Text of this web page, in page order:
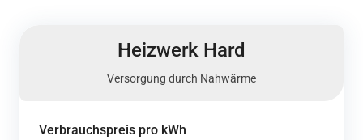
Heizwerk Hard
Versorgung durch Nahwärme
Verbrauchspreis pro kWh